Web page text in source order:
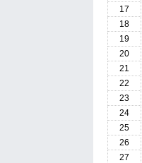
17
18
19
20
21
22
23
24
25
26
27